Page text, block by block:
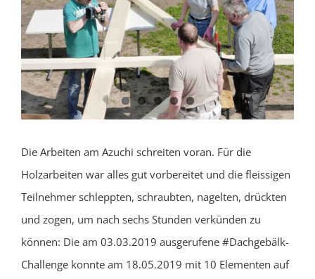
Die Arbeiten am Azuchi schreiten voran. Für die
Holzarbeiten war alles gut vorbereitet und die fleissigen
Teilnehmer schleppten, schraubten, nagelten, drückten
und zogen, um nach sechs Stunden verkünden zu
können: Die am 03.03.2019 ausgerufene #Dachgebälk-
Challenge konnte am 18.05.2019 mit 10 Elementen auf